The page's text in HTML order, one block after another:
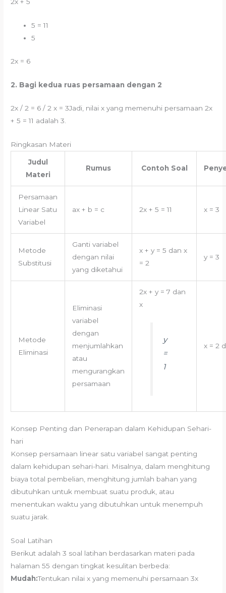
2x + 5
5 = 11
5
2x = 6
2. Bagi kedua ruas persamaan dengan 2
2x / 2 = 6 / 2 x = 3Jadi, nilai x yang memenuhi persamaan 2x
+ 5 = 11 adalah 3.
Ringkasan Materi
Judul
Materi
Rumus Contoh Soal
Persamaan
Linear Satu
Variabel
ax + b = c 2x + 5 = 11 x = 3
Metode
Substitusi
Ganti variabel
dengan nilai
yang diketahui
x + y = 5 dan x
= 2
y = 3
Metode
Eliminasi
Eliminasi
variabel
dengan
menjumlahkan
atau
mengurangkan
persamaan
2x + y = 7 dan
x
y
=
1
x = 2
Konsep Penting dan Penerapan dalam Kehidupan Sehari-
hari
Konsep persamaan linear satu variabel sangat penting
dalam kehidupan sehari-hari. Misalnya, dalam menghitung
biaya total pembelian, menghitung jumlah bahan yang
dibutuhkan untuk membuat suatu produk, atau
menentukan waktu yang dibutuhkan untuk menempuh
suatu jarak.
Soal Latihan
Berikut adalah 3 soal latihan berdasarkan materi pada
halaman 55 dengan tingkat kesulitan berbeda:
Mudah:Tentukan nilai x yang memenuhi persamaan 3x